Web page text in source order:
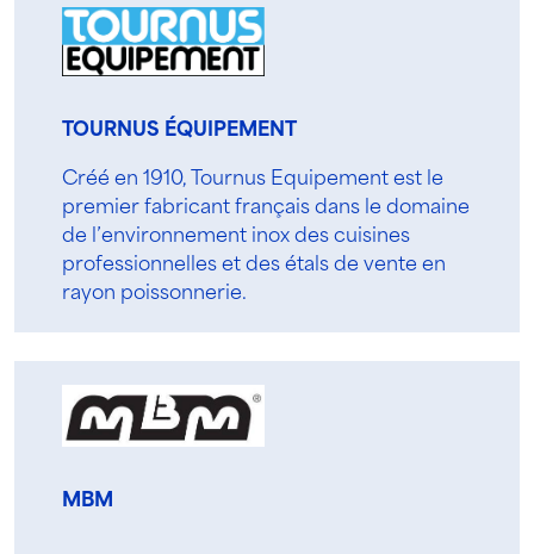
TOURNUS ÉQUIPEMENT
Créé en 1910, Tournus Equipement est le
premier fabricant français dans le domaine
de l’environnement inox des cuisines
professionnelles et des étals de vente en
rayon poissonnerie.
MBM